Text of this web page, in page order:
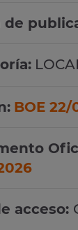
de
BOE
acceso: